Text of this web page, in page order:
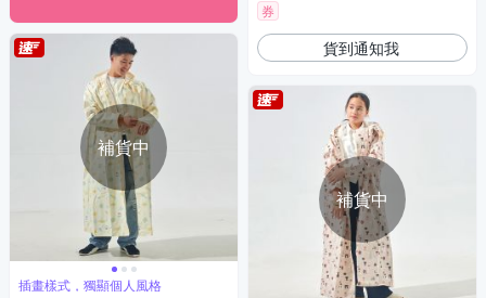
補貨中
插畫樣式，獨顯個人風格
券
貨到通知我
補貨中